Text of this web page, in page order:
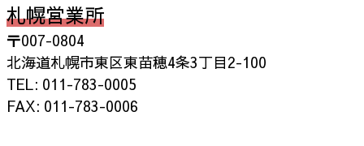
札幌営業所
〒007-0804
北海道札幌市東区東苗穂4条3丁目2-100
TEL: 011-783-0005
FAX: 011-783-0006